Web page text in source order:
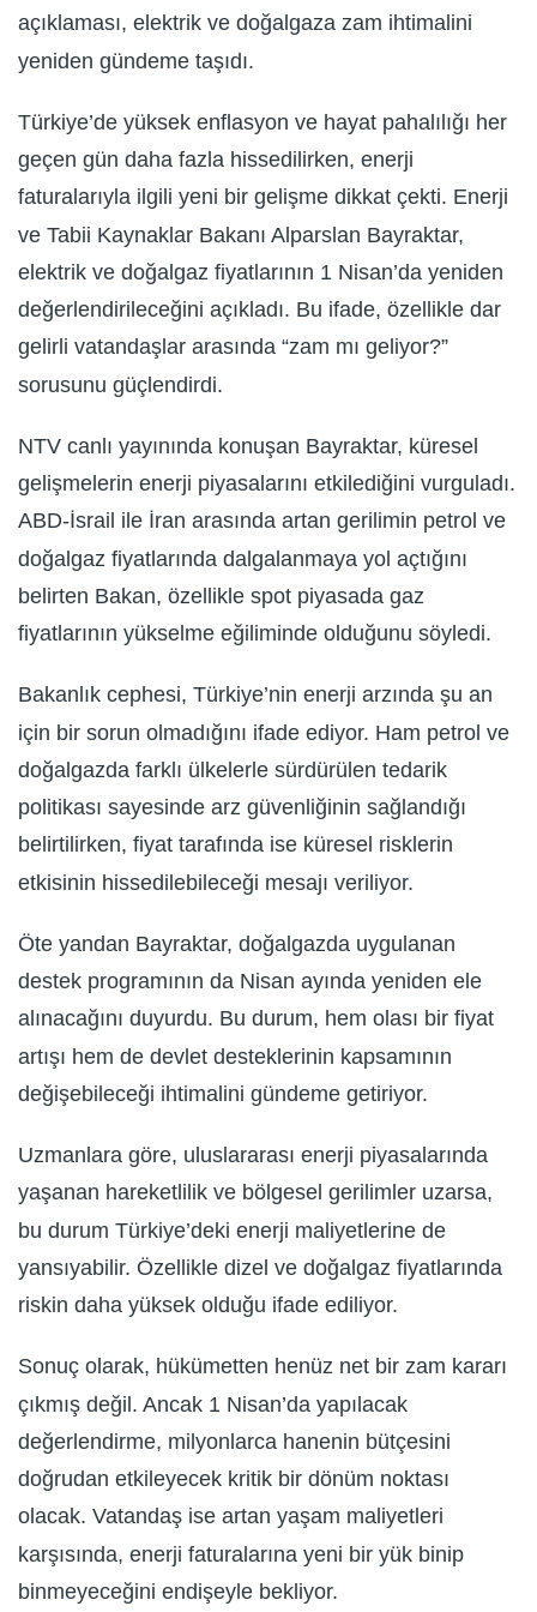
açıklaması, elektrik ve doğalgaza zam ihtimalini
yeniden gündeme taşıdı.
Türkiye’de yüksek enflasyon ve hayat pahalılığı her
geçen gün daha fazla hissedilirken, enerji
faturalarıyla ilgili yeni bir gelişme dikkat çekti. Enerji
ve Tabii Kaynaklar Bakanı Alparslan Bayraktar,
elektrik ve doğalgaz fiyatlarının 1 Nisan’da yeniden
değerlendirileceğini açıkladı. Bu ifade, özellikle dar
gelirli vatandaşlar arasında “zam mı geliyor?”
sorusunu güçlendirdi.
NTV canlı yayınında konuşan Bayraktar, küresel
gelişmelerin enerji piyasalarını etkilediğini vurguladı.
ABD-İsrail ile İran arasında artan gerilimin petrol ve
doğalgaz fiyatlarında dalgalanmaya yol açtığını
belirten Bakan, özellikle spot piyasada gaz
fiyatlarının yükselme eğiliminde olduğunu söyledi.
Bakanlık cephesi, Türkiye’nin enerji arzında şu an
için bir sorun olmadığını ifade ediyor. Ham petrol ve
doğalgazda farklı ülkelerle sürdürülen tedarik
politikası sayesinde arz güvenliğinin sağlandığı
belirtilirken, fiyat tarafında ise küresel risklerin
etkisinin hissedilebileceği mesajı veriliyor.
Öte yandan Bayraktar, doğalgazda uygulanan
destek programının da Nisan ayında yeniden ele
alınacağını duyurdu. Bu durum, hem olası bir fiyat
artışı hem de devlet desteklerinin kapsamının
değişebileceği ihtimalini gündeme getiriyor.
Uzmanlara göre, uluslararası enerji piyasalarında
yaşanan hareketlilik ve bölgesel gerilimler uzarsa,
bu durum Türkiye’deki enerji maliyetlerine de
yansıyabilir. Özellikle dizel ve doğalgaz fiyatlarında
riskin daha yüksek olduğu ifade ediliyor.
Sonuç olarak, hükümetten henüz net bir zam kararı
çıkmış değil. Ancak 1 Nisan’da yapılacak
değerlendirme, milyonlarca hanenin bütçesini
doğrudan etkileyecek kritik bir dönüm noktası
olacak. Vatandaş ise artan yaşam maliyetleri
karşısında, enerji faturalarına yeni bir yük binip
binmeyeceğini endişeyle bekliyor.